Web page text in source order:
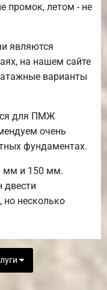
промок, летом - не
являются
на нашем сайте
варианты
для ПМЖ
очень
фундаментах.
мм и 150 мм.
двести
но несколько